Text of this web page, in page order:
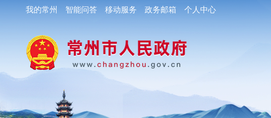
我的常州 智能问答 移动服务 政务邮箱 个人中心